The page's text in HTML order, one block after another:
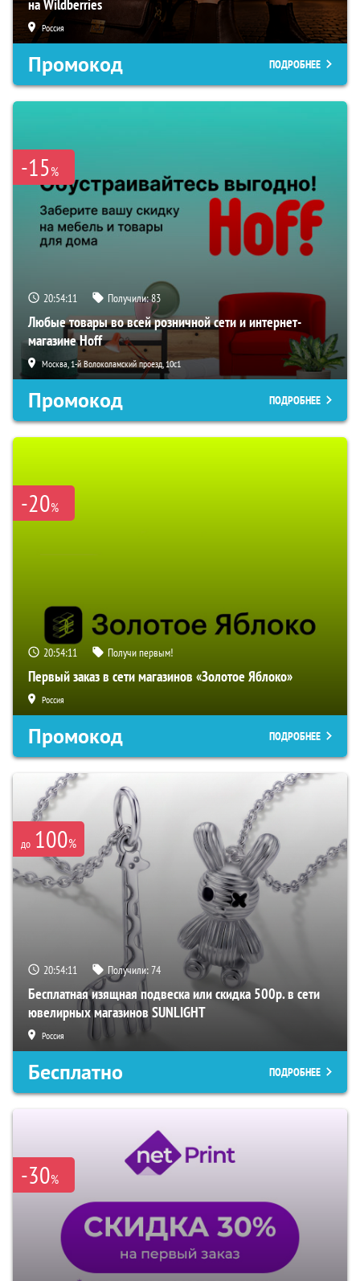
на Wildberries
Россия
Промокод ПОДРОБНЕЕ
-15%
20:54:10 Получили:83
Любые товары во всей розничной сети и интернет-
магазине Hoff
Москва, 1-й Волоколамский проезд, 10с1
Промокод ПОДРОБНЕЕ
-20%
20:54:10 Получи первым!
Первый заказ в сети магазинов «Золотое Яблоко»
Россия
Промокод ПОДРОБНЕЕ
до 100%
20:54:10 Получили:74
Бесплатная изящная подвеска или скидка 500р. в сети
ювелирных магазинов SUNLIGHT
Россия
Бесплатно ПОДРОБНЕЕ
-30%